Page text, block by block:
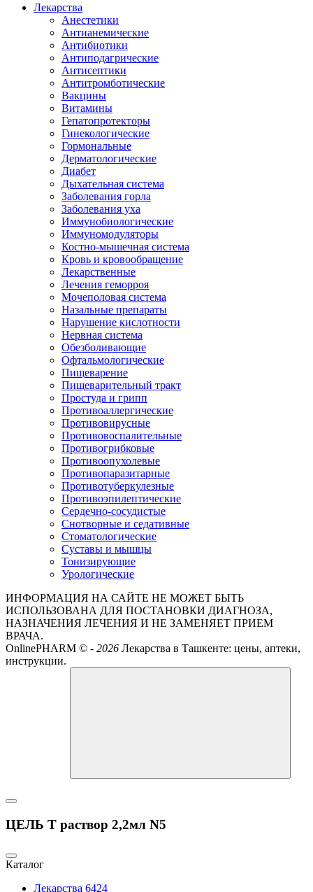
Лекарства
Анестетики
Антианемические
Антибиотики
Антиподагрические
Антисептики
Антитромботические
Вакцины
Витамины
Гепатопротекторы
Гинекологические
Гормональные
Дерматологические
Диабет
Дыхательная система
Заболевания горла
Заболевания уха
Иммунобиологические
Иммуномодуляторы
Костно-мышечная система
Кровь и кровообращение
Лекарственные
Лечения геморроя
Мочеполовая система
Назальные препараты
Нарушение кислотности
Нервная система
Обезболивающие
Офтальмологические
Пищеварение
Пищеварительный тракт
Простуда и грипп
Противоаллергические
Противовирусные
Противовоспалительные
Противогрибковые
Противоопухолевые
Противопаразитарные
Противотуберкулезные
Противоэпилептические
Сердечно-сосудистые
Снотворные и седативные
Стоматологические
Суставы и мышцы
Тонизирующие
Урологические
ИНФОРМАЦИЯ НА САЙТЕ НЕ МОЖЕТ БЫТЬ
ИСПОЛЬЗОВАНА ДЛЯ ПОСТАНОВКИ ДИАГНОЗА,
НАЗНАЧЕНИЯ ЛЕЧЕНИЯ И НЕ ЗАМЕНЯЕТ ПРИЕМ
ВРАЧА.
OnlinePHARM © - 2026 Лекарства в Ташкенте: цены, аптеки,
инструкции.
ЦЕЛЬ Т раствор 2,2мл N5
Каталог
Лекарства 6424